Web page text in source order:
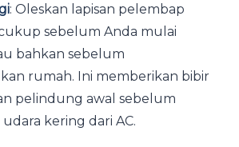
: Oleskan lapisan pelembap
sebelum Anda mulai
bahkan sebelum
rumah. Ini memberikan bibir
pelindung awal sebelum
udara kering dari AC.